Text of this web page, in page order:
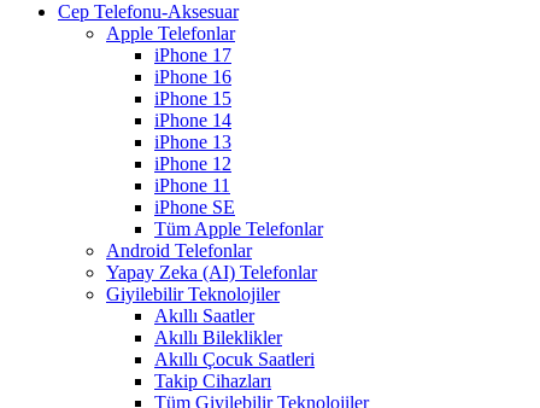
Cep Telefonu-Aksesuar
Apple Telefonlar
iPhone 17
iPhone 16
iPhone 15
iPhone 14
iPhone 13
iPhone 12
iPhone 11
iPhone SE
Tüm Apple Telefonlar
Android Telefonlar
Yapay Zeka (AI) Telefonlar
Giyilebilir Teknolojiler
Akıllı Saatler
Akıllı Bileklikler
Akıllı Çocuk Saatleri
Takip Cihazları
Tüm Giyilebilir Teknolojiler